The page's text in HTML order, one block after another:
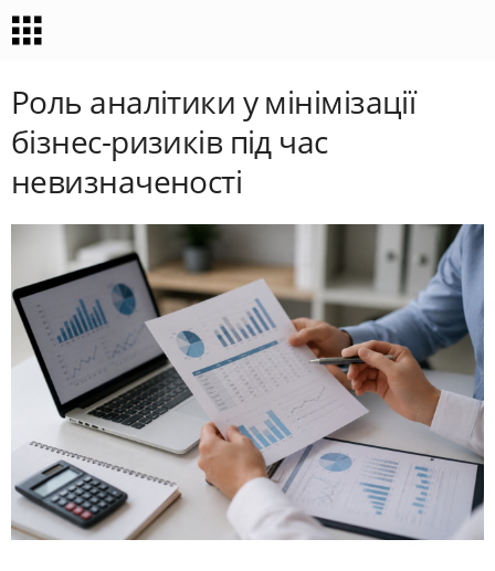
Роль аналітики у мінімізації
бізнес-ризиків під час
невизначеності